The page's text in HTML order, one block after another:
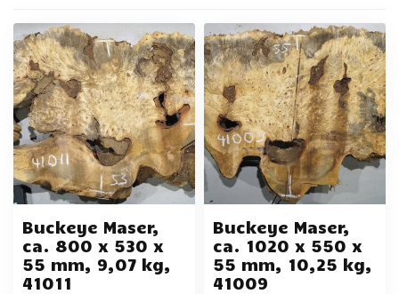
Buckeye Maser,
ca. 800 x 530 x
55 mm, 9,07 kg,
41011
Buckeye Maser,
ca. 1020 x 550 x
55 mm, 10,25 kg,
41009